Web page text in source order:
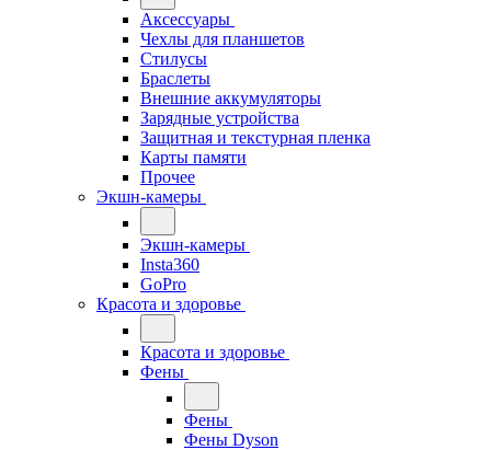
Аксессуары
Чехлы для планшетов
Стилусы
Браслеты
Внешние аккумуляторы
Зарядные устройства
Защитная и текстурная пленка
Карты памяти
Прочее
Экшн-камеры
Экшн-камеры
Insta360
GoPro
Красота и здоровье
Красота и здоровье
Фены
Фены
Фены Dyson